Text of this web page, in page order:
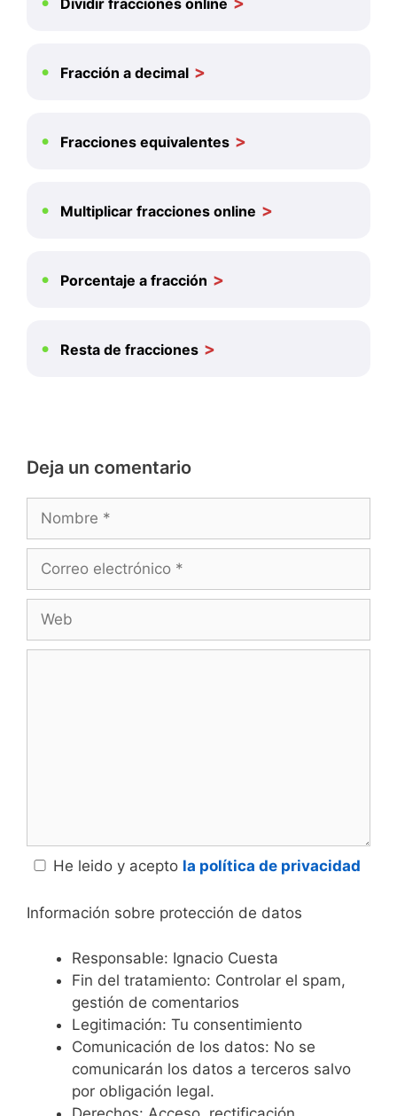
Fracción a decimal
Fracciones equivalentes
Multiplicar fracciones online
Porcentaje a fracción
Resta de fracciones
Deja un comentario
electrónico
He leido y acepto la política de privacidad
Información sobre protección de datos
Responsable: Ignacio Cuesta
Fin del tratamiento: Controlar el spam,
gestión de comentarios
Legitimación: Tu consentimiento
Comunicación de los datos: No se
comunicarán los datos a terceros salvo
por obligación legal.